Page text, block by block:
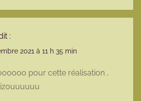
:
2021 à 11 h 35 min
pour cette réalisation ,